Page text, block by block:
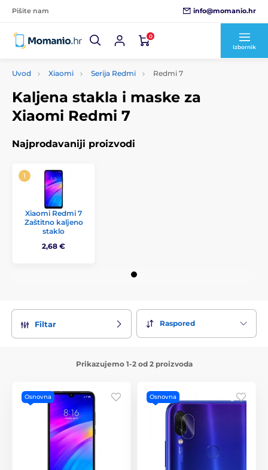
Pišite nam info@momanio.hr
0
Izbornik
Uvod Xiaomi Serija Redmi Redmi 7
Kaljena stakla i maske za
Xiaomi Redmi 7
Najprodavaniji proizvodi
Xiaomi Redmi 7
Zaštitno kaljeno
staklo
2,68 €
Filtar Raspored
Prikazujemo 1-2 od 2 proizvoda
Osnovna Osnovna